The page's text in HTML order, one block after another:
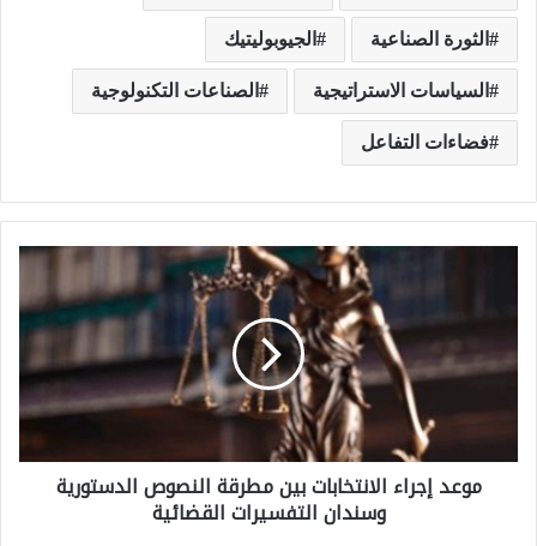
الثورة الصناعية الجيوبوليتيك
السياسات الاستراتيجية الصناعات التكنولوجية
فضاءات التفاعل
د
موعد إجراء الانتخابات بين مطرقة النصوص الدستورية
وسندان التفسيرات القضائية